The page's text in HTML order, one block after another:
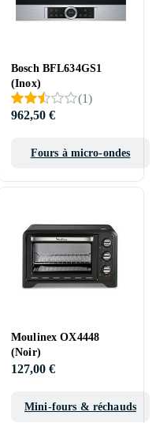
Bosch BFL634GS1
(Inox)
(1)
962,50 €
Fours à micro-ondes
Moulinex OX4448
(Noir)
127,00 €
Mini-fours & réchauds